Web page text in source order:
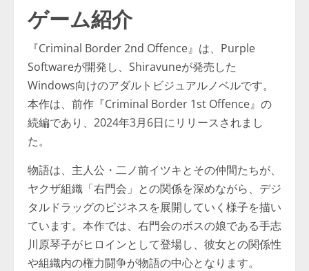
ゲーム紹介
『Criminal Border 2nd Offence』は、Purple
Softwareが開発し、Shiravuneが発売した
Windows向けのアダルトビジュアルノベルです。​
本作は、前作『Criminal Border 1st Offence』の
続編であり、2024年3月6日にリリースされまし
た。​
物語は、主人公・二ノ前イツキとその仲間たちが、
ヤクザ組織「右門会」との関係を深めながら、デジ
タルドラッグのビジネスを展開していく様子を描い
ています。​本作では、右門会のボスの娘である手志
川原琴子がヒロインとして登場し、彼女との関係性
や組織内の権力闘争が物語の中心となります。​